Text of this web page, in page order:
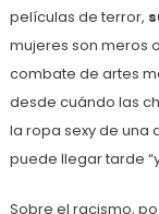
películas de terror,
mujeres son meros
combate de artes
desde cuándo las
la ropa sexy de una
puede llegar tarde
Sobre el racismo,